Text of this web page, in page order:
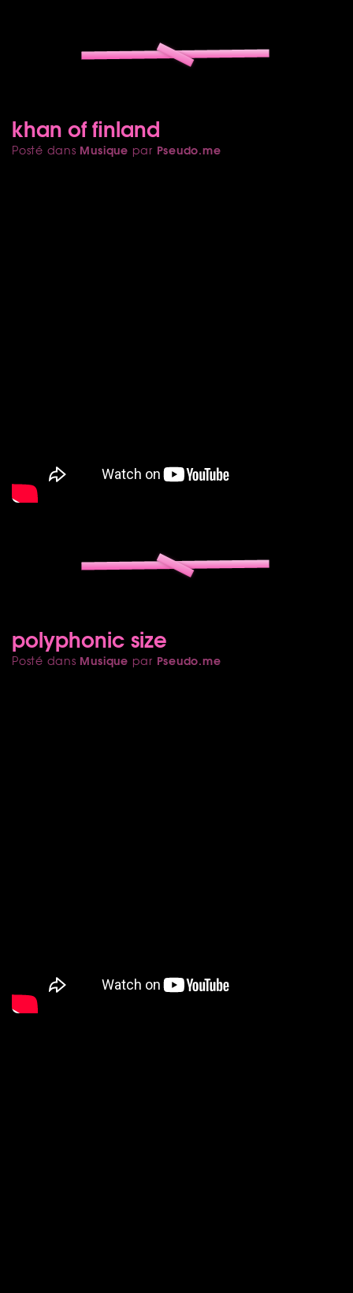
khan of finland
Posté dans Musique par Pseudo.me
polyphonic size
Posté dans Musique par Pseudo.me